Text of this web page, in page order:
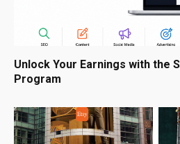
Unlock Your Earnings with the
Program